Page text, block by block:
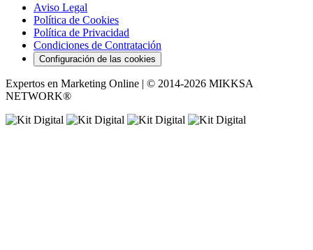
Aviso Legal
Política de Cookies
Política de Privacidad
Condiciones de Contratación
Configuración de las cookies
Expertos en Marketing Online | © 2014-2026 MIKKSA
NETWORK®